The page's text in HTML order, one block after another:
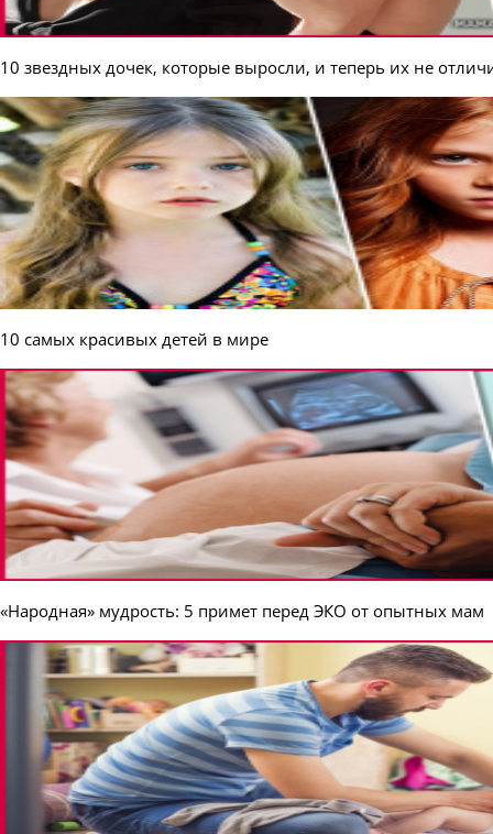
10 звездных дочек, которые выросли, и теперь их не
10 самых красивых детей в мире
«Народная» мудрость: 5 примет перед ЭКО от опытных мам